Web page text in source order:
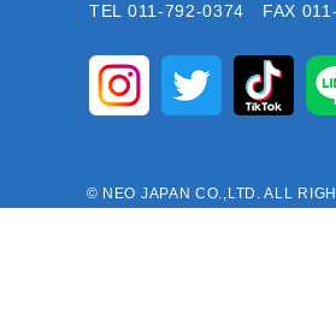
TEL 011-792-0374 FAX
© NEO JAPAN CO.,LTD. ALL